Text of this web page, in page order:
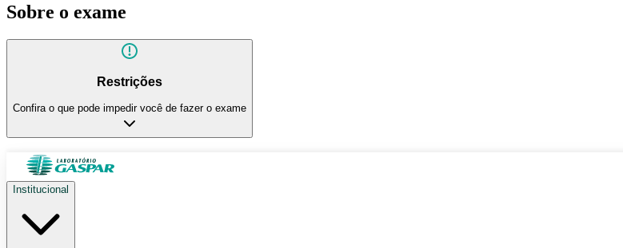
Sobre o exame
Restrições
Confira o que pode impedir você de fazer o exame
Institucional